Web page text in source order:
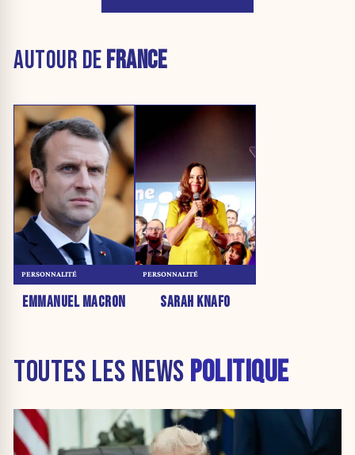
AUTOUR DEFRANCE
EMMANUEL MACRON
PERSONNALITÉ
SARAH KNAFO
PERSONNALITÉ
TOUTES LES NEWS POLITIQUE